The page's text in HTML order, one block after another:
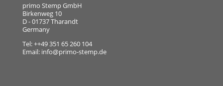
primo Stemp GmbH
Birkenweg 10
D - 01737 Tharandt
Germany
Tel: ++49 351 65 260 104
Email: info@primo-stemp.de